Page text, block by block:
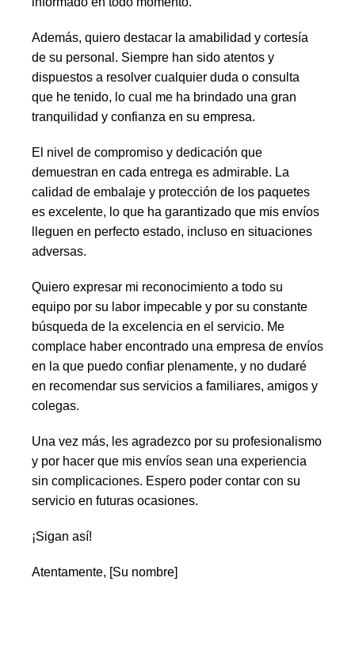
Además, quiero destacar la amabilidad y cortesía
de su personal. Siempre han sido atentos y
dispuestos a resolver cualquier duda o consulta
que he tenido, lo cual me ha brindado una gran
tranquilidad y confianza en su empresa.
El nivel de compromiso y dedicación que
demuestran en cada entrega es admirable. La
calidad de embalaje y protección de los paquetes
es excelente, lo que ha garantizado que mis envíos
lleguen en perfecto estado, incluso en situaciones
adversas.
Quiero expresar mi reconocimiento a todo su
equipo por su labor impecable y por su constante
búsqueda de la excelencia en el servicio. Me
complace haber encontrado una empresa de envíos
en la que puedo confiar plenamente, y no dudaré
en recomendar sus servicios a familiares, amigos y
colegas.
Una vez más, les agradezco por su profesionalismo
y por hacer que mis envíos sean una experiencia
sin complicaciones. Espero poder contar con su
servicio en futuras ocasiones.
¡Sigan así!
Atentamente, [Su nombre]